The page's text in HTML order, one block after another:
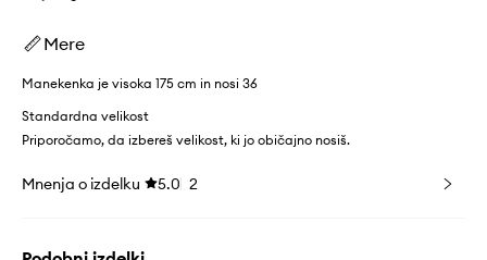
Mere
Manekenka je visoka 175 cm in nosi 36
Standardna velikost
Priporočamo, da izbereš velikost, ki jo običajno nosiš.
Mnenja o izdelku 5.0 2